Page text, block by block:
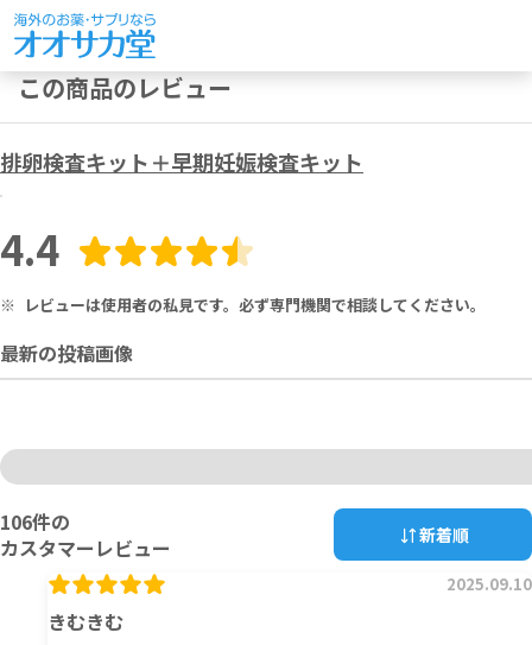
この商品のレビュー
排卵検査キット＋早期妊娠検査キット
4.4
※ レビューは使用者の私見です。必ず専門機関で相談してください。
最新の投稿画像
106件の
カスタマーレビュー
新着順
きむきむ
2025.09.10